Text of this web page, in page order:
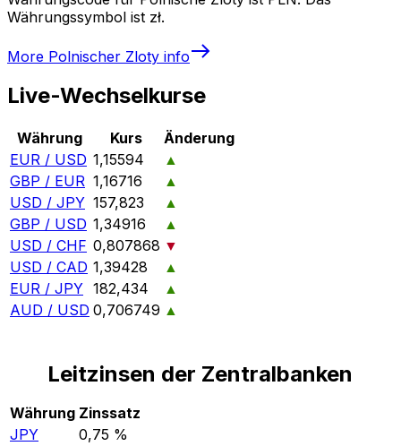
Währungssymbol ist zł.
More Polnischer Zloty info
Live-Wechselkurse
Währung Kurs
Änderung
EUR / USD 1,15594
▲
GBP / EUR 1,16716
▲
USD / JPY 157,823
▲
GBP / USD 1,34916
▲
USD / CHF 0,807868 ▼
USD / CAD 1,39428
▲
EUR / JPY 182,434
▲
AUD / USD 0,706749 ▲
Leitzinsen der Zentralbanken
Währung Zinssatz
JPY
0,75 %